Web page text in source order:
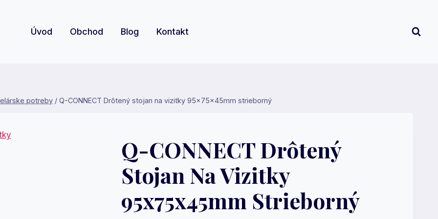
Úvod Obchod Blog Kontakt
potreby / Q-CONNECT Drôtený stojan na vizitky 95x75x45mm strieborný
Q-CONNECT Drôtený
Stojan Na Vizitky
95x75x45mm Strieborný